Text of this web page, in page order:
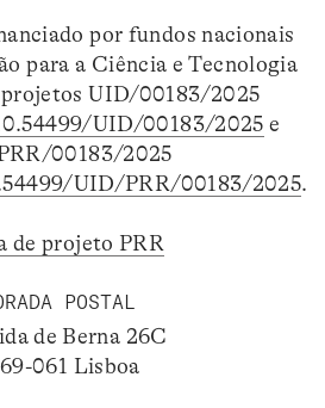
por fundos nacionais
para a Ciência e Tecnologia
UID/00183/2025
UID/00183/2025 e
00183/2025
UID/PRR/00183/2025.
de projeto PRR
POSTAL
de Berna 26C
061 Lisboa